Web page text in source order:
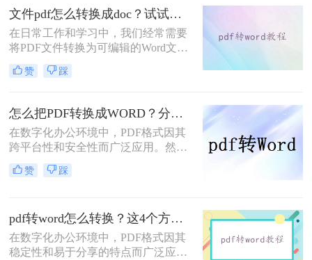
PDF转Word的方法。
文件pdf怎么转换成doc？试试这三种转换方法！
在日常工作和学习中，我们经常需要
将PDF文件转换为可编辑的Word文档
（DOC格式），以便进行修改、编辑
或进一步处理。那么文件pdf怎么转换
为DOC文件的实用方法，帮助用户高
效、安全地完成转换任务。
赞 踩
怎么把PDF转换成WORD？分享7个可以轻松转换的方法！
在数字化办公环境中，PDF格式因其
跨平台性和安全性而广泛应用。然
而，当需要对PDF文件进行编辑时，
将其转换为Word文档成为了一种常见
Word的方法，每一种都有其独特的优
势和适用场景。
赞 踩
pdf转word怎么转换？这4个方法超级实用!！
在数字化办公环境中，PDF格式因其
稳定性和易于分享的特点而广泛应用